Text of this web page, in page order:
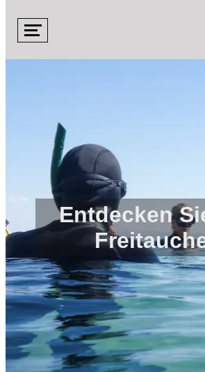
Entdecken